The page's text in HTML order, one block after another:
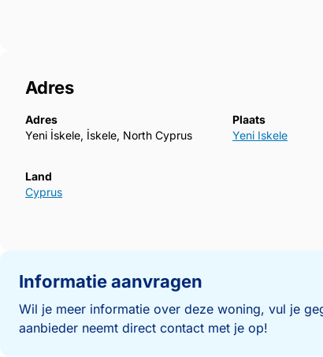
Adres
Adres
Yeni İskele, İskele, North Cyprus
Plaats
Yeni Iskele
Land
Cyprus
Informatie aanvragen
Wil je meer informatie over deze woning, vul je
aanbieder neemt direct contact met je op!